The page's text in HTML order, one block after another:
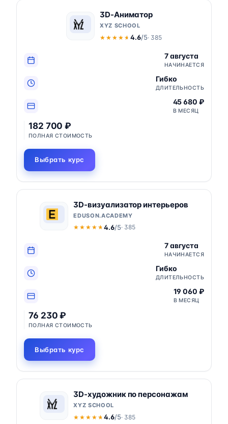
3D-Аниматор
XYZ SCHOOL
★★★★★
★★★★★ 4.6/5· 385
7 августа
НАЧИНАЕТСЯ
Гибко
ДЛИТЕЛЬНОСТЬ
45 680 ₽
В МЕСЯЦ
182 700 ₽
ПОЛНАЯ СТОИМОСТЬ
Выбрать курс
3D-визуализатор интерьеров
EDUSON.ACADEMY
★★★★★
★★★★★4.6/5· 385
7 августа
НАЧИНАЕТСЯ
Гибко
ДЛИТЕЛЬНОСТЬ
19 060 ₽
В МЕСЯЦ
76 230 ₽
ПОЛНАЯ СТОИМОСТЬ
Выбрать курс
3D-художник по персонажам
XYZ SCHOOL
★★★★★
★★★★★4.6/5· 385